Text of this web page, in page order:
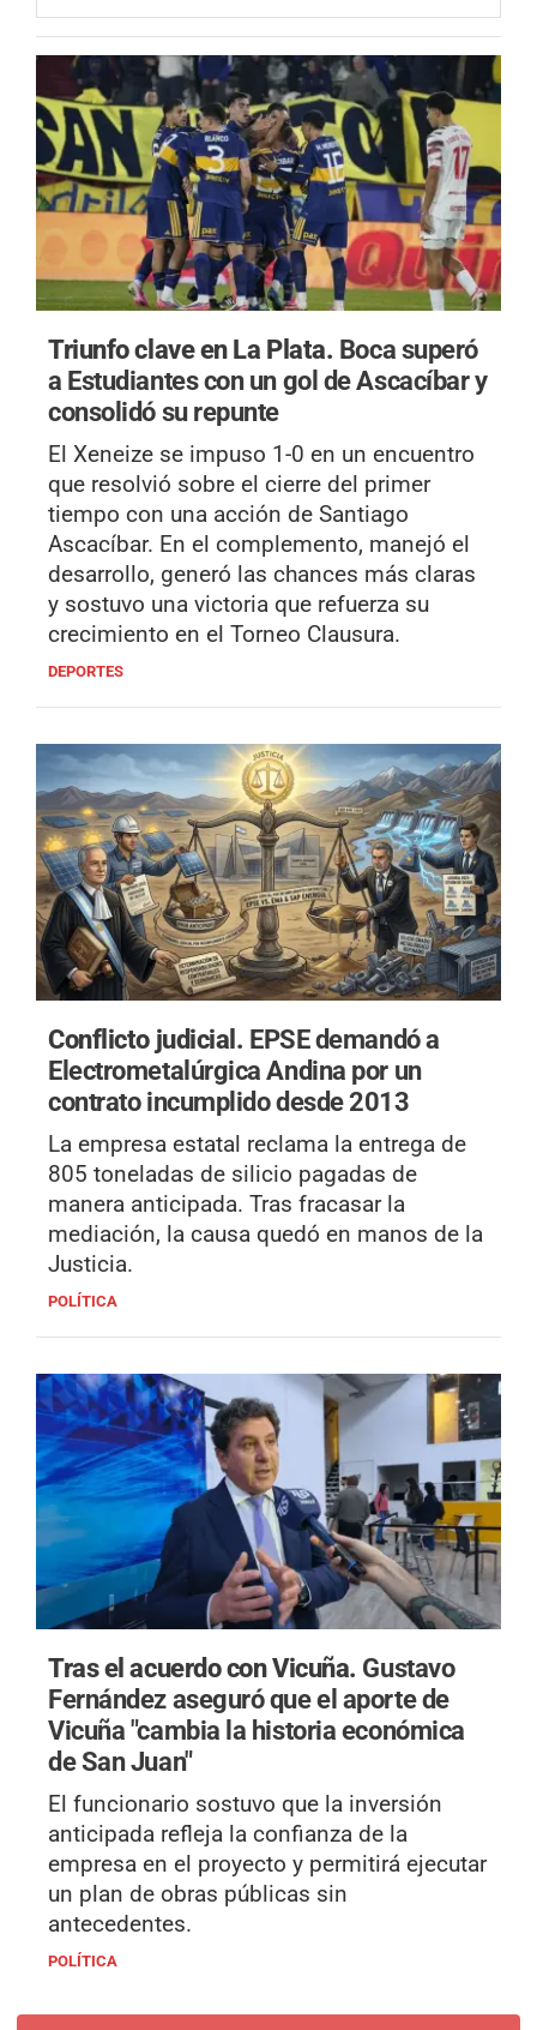
Triunfo clave en La Plata. Boca superó
a Estudiantes con un gol de Ascacíbar y
consolidó su repunte
El Xeneize se impuso 1-0 en un encuentro
que resolvió sobre el cierre del primer
tiempo con una acción de Santiago
Ascacíbar. En el complemento, manejó el
desarrollo, generó las chances más claras
y sostuvo una victoria que refuerza su
crecimiento en el Torneo Clausura.
DEPORTES
Conflicto judicial. EPSE demandó a
Electrometalúrgica Andina por un
contrato incumplido desde 2013
La empresa estatal reclama la entrega de
805 toneladas de silicio pagadas de
manera anticipada. Tras fracasar la
mediación, la causa quedó en manos de la
Justicia.
POLÍTICA
Tras el acuerdo con Vicuña. Gustavo
Fernández aseguró que el aporte de
Vicuña "cambia la historia económica
de San Juan"
El funcionario sostuvo que la inversión
anticipada refleja la confianza de la
empresa en el proyecto y permitirá ejecutar
un plan de obras públicas sin
antecedentes.
POLÍTICA